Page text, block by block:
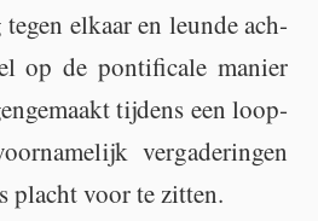
el­kaar en leun­de ach­
op de pon­ti­fi­ca­le ma­nier
tij­dens een loop­
ver­ga­de­rin­gen
placht voor te zit­ten.